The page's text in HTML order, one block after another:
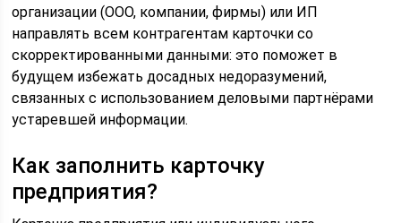
организации (ООО, компании, фирмы) или ИП
направлять всем контрагентам карточки со
скорректированными данными: это поможет в
будущем избежать досадных недоразумений,
связанных с использованием деловыми партнёрами
устаревшей информации.
Как заполнить карточку
предприятия?